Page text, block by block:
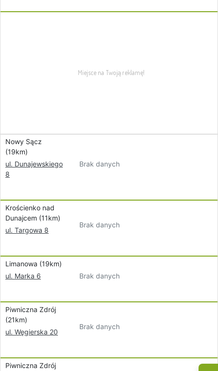
Nowy Sącz
(19km)
ul. Dunajewskiego
8
Brak danych
Krościenko nad
Dunajcem (11km)
ul. Targowa 8
Brak danych
Limanowa (19km)
ul. Marka 6
Brak danych
Piwniczna Zdrój
(21km)
ul. Węgierska 20
Brak danych
Piwniczna Zdrój